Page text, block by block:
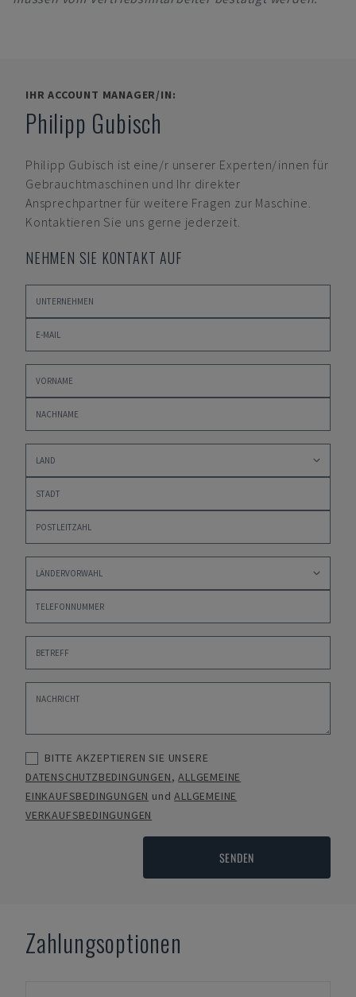
IHR ACCOUNT MANAGER/IN:
Philipp Gubisch
Philipp Gubisch ist eine/r unserer Experten/innen für
Gebrauchtmaschinen und Ihr direkter
Ansprechpartner für weitere Fragen zur Maschine.
Kontaktieren Sie uns gerne jederzeit.
NEHMEN SIE KONTAKT AUF
BITTE AKZEPTIEREN SIE UNSERE
DATENSCHUTZBEDINGUNGEN,ALLGEMEINE
EINKAUFSBEDINGUNGEN undALLGEMEINE
VERKAUFSBEDINGUNGEN
SENDEN
Zahlungsoptionen